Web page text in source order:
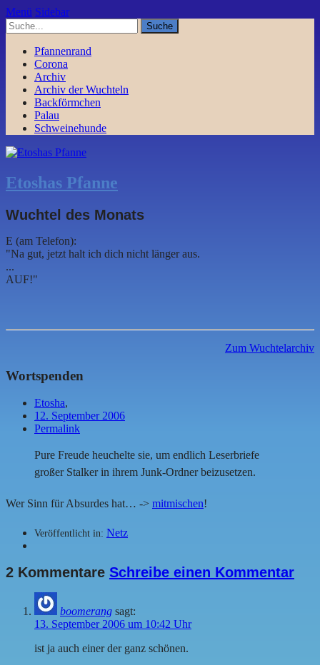
Menü Sidebar
Pfannenrand
Corona
Archiv
Archiv der Wuchteln
Backförmchen
Palau
Schweinehunde
Etoshas Pfanne
Wuchtel des Monats
E (am Telefon):
"Na gut, jetzt halt ich dich nicht länger aus.
...
AUF!"
Zum Wuchtelarchiv
Wortspenden
Etosha,
12. September 2006
Permalink
Pure Freude heuchelte sie, um endlich Leserbriefe
großer Stalker in ihrem Junk-Ordner beizusetzen.
Wer Sinn für Absurdes hat… -> mitmischen!
Veröffentlicht in: Netz
2 Kommentare Schreibe einen Kommentar
boomerang sagt:
13. September 2006 um 10:42 Uhr
ist ja auch einer der ganz schönen.